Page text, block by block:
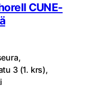
CUNE-
3 (1. krs),